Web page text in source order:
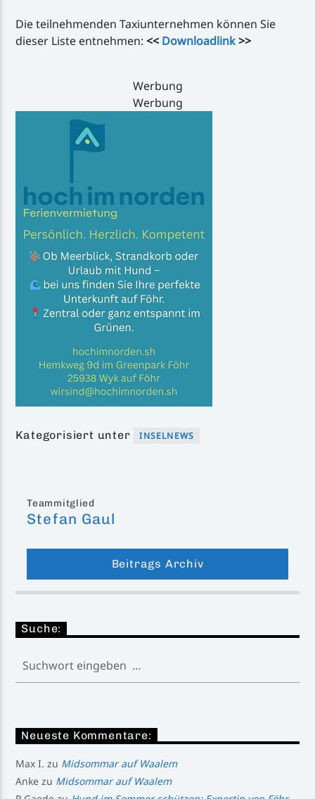
Die teilnehmenden Taxiunternehmen können Sie
dieser Liste entnehmen:<< Downloadlink>>
Werbung
Werbung
Kategorisiert unter INSELNEWS
Teammitglied
Stefan Gaul
Beitrags Archiv
Suche:
Neueste Kommentare:
Max I. zu Midsommar auf Waalem
Anke zu Midsommar auf Waalem